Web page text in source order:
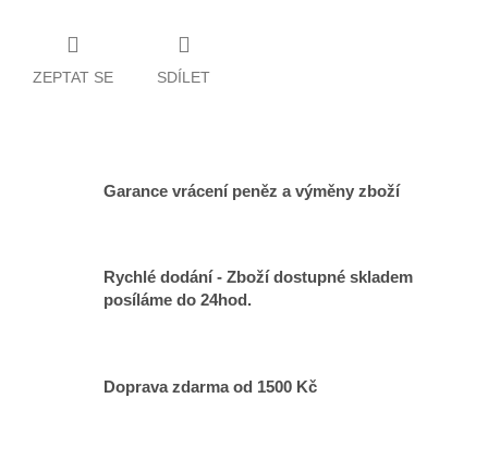
ZEPTAT SE SDÍLET
Garance vrácení peněz a výměny zboží
Rychlé dodání - Zboží dostupné skladem
posíláme do 24hod.
Doprava zdarma od 1500 Kč